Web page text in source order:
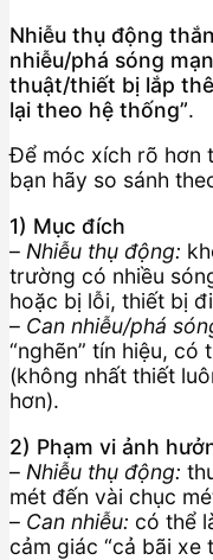
Nhiễu thụ động
nhiễu/phá sóng
thuật/thiết bị lắp
lại theo hệ thống”.
Để móc xích rõ hơn
bạn hãy so sánh
1) Mục đích
– Nhiễu thụ động:
trường có nhiều
hoặc bị lỗi, thiết bị
– Can nhiễu/phá
“nghẽn” tín hiệu, có
(không nhất thiết
hơn).
2) Phạm vi ảnh
– Nhiễu thụ động:
mét đến vài chục
– Can nhiễu: có thể
cảm giác “cả bãi xe